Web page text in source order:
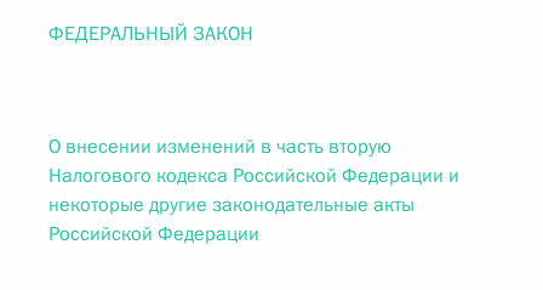
ФЕДЕРАЛЬНЫЙ ЗАКОН
О внесении изменений в часть вторую
Налогового кодекса Российской Федерации и
некоторые другие законодательные акты
Российской Федерации